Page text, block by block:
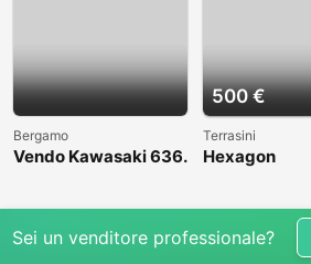
Bergamo
Vendo Kawasaki 636.
500 €
Terrasini
Hexagon
Sei un venditore professionale?